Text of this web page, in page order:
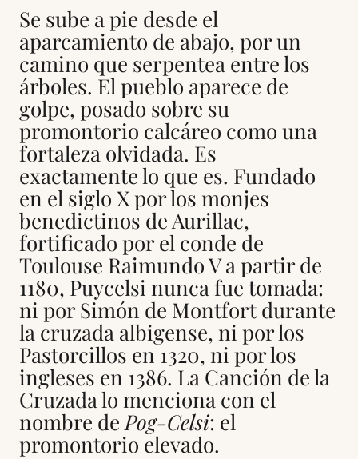
Se sube a pie desde el
aparcamiento de abajo, por un
camino que serpentea entre los
árboles. El pueblo aparece de
golpe, posado sobre su
promontorio calcáreo como una
fortaleza olvidada. Es
exactamente lo que es. Fundado
en el siglo X por los monjes
benedictinos de Aurillac,
fortificado por el conde de
Toulouse Raimundo V a partir de
1180, Puycelsi nunca fue tomada:
ni por Simón de Montfort durante
la cruzada albigense, ni por los
Pastorcillos en 1320, ni por los
ingleses en 1386. La Canción de la
Cruzada lo menciona con el
nombre de Pog-Celsi: el
promontorio elevado.